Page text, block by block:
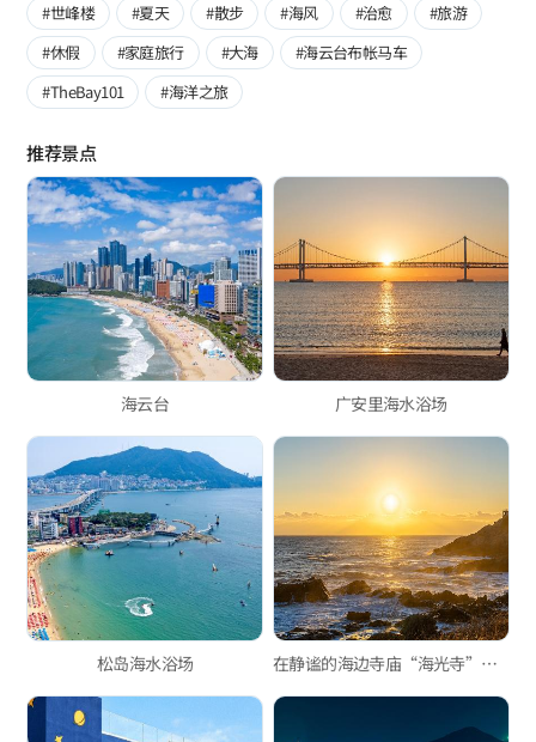
#世峰楼
#夏天 #散步 #海风 #治愈
#旅游
#休假
#家庭旅行 #大海
#海云台布帐马车
#TheBay101
#海洋之旅
推荐景点
海云台 广安里海水浴场
松岛海水浴场 在静谧的海边寺庙“海光寺”安静地迎接新年